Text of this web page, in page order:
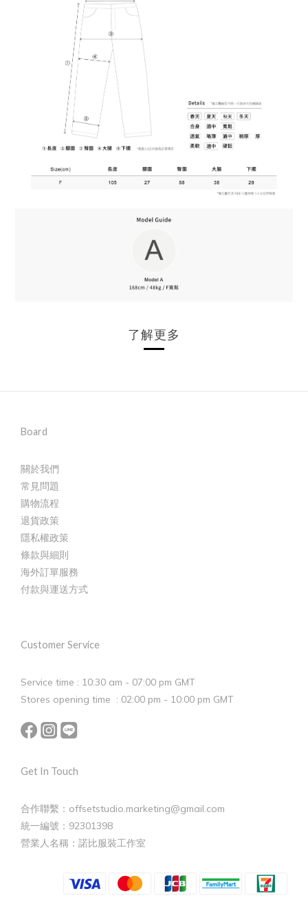
了解更多
Board
關於我們
常見問題
購物流程
退貨政策
隱私權政策
條款與細則
海外訂單服務
付款與運送方式
Customer Service
Service time : 10:30 am - 07:00 pm GMT
Stores opening time : 02:00 pm - 10:00 pm GMT
Get In Touch
合作聯繫：offsetstudio.marketing@gmail.com
統一編號：92301398
營業人名稱：諾比服裝工作室